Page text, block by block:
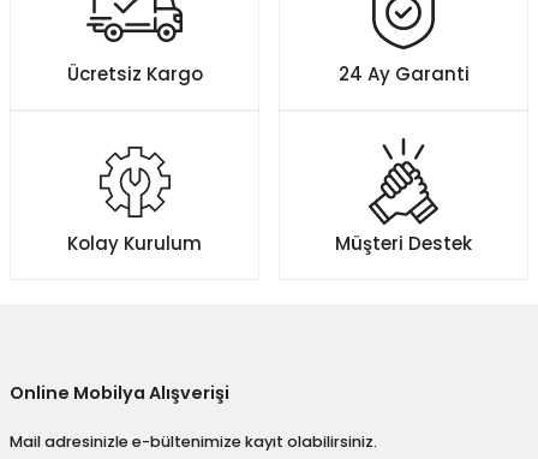
Ücretsiz Kargo 24 Ay Garanti
Kolay Kurulum Müşteri Destek
Online Mobilya Alışverişi
Mail adresinizle e-bültenimize kayıt olabilirsiniz.